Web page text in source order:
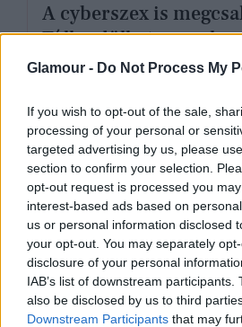
Glamour - Do Not Process My
If you wish to opt-out of the sale,
processing of your personal or
targeted advertising by us, please
section to confirm your selection.
opt-out request is processed you
interest-based ads based on
us or personal information disclosed
your opt-out. You may separately
disclosure of your personal
IAB’s list of downstream
also be disclosed by us to third
Downstream Participants that may
A cyberszex is
Túllendülhet-e egy
virtuális félrelépésen?